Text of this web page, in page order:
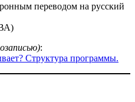
переводом на русский
):
Структура программы.